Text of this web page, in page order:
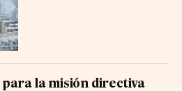
la misión directiva